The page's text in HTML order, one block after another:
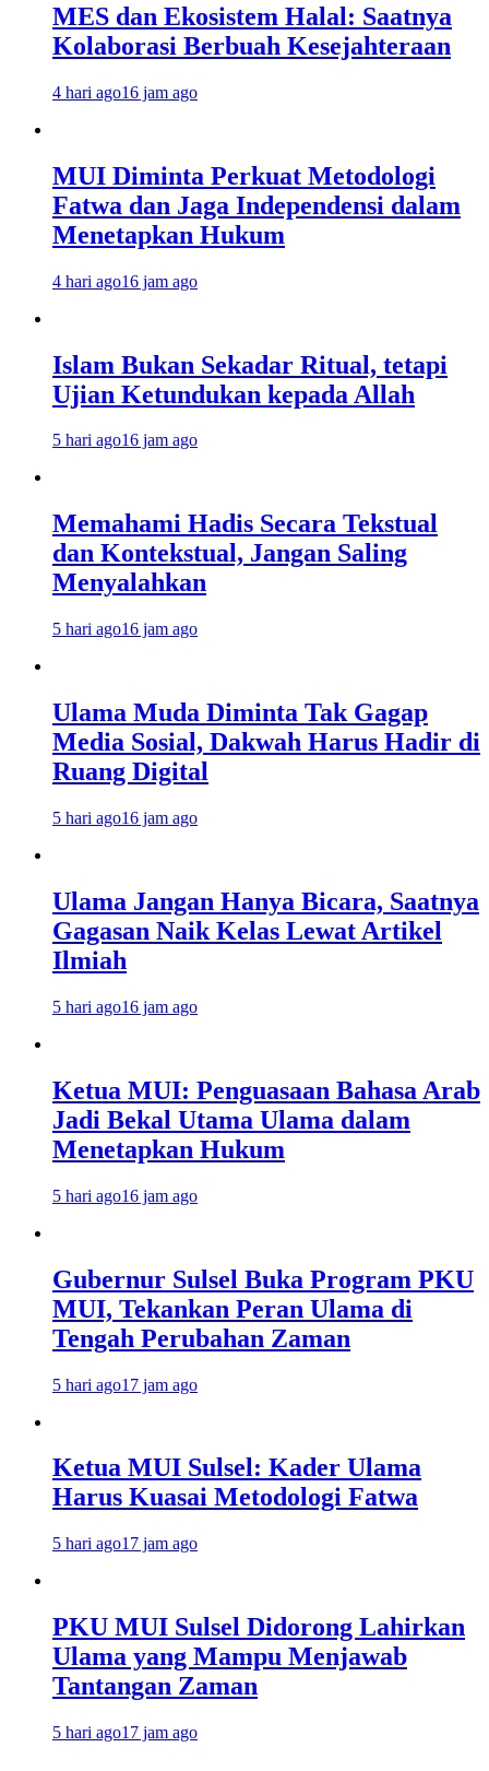
MES dan Ekosistem Halal: Saatnya
Kolaborasi Berbuah Kesejahteraan
4 hari ago16 jam ago
MUI Diminta Perkuat Metodologi
Fatwa dan Jaga Independensi dalam
Menetapkan Hukum
4 hari ago16 jam ago
Islam Bukan Sekadar Ritual, tetapi
Ujian Ketundukan kepada Allah
5 hari ago16 jam ago
Memahami Hadis Secara Tekstual
dan Kontekstual, Jangan Saling
Menyalahkan
5 hari ago16 jam ago
Ulama Muda Diminta Tak Gagap
Media Sosial, Dakwah Harus Hadir di
Ruang Digital
5 hari ago16 jam ago
Ulama Jangan Hanya Bicara, Saatnya
Gagasan Naik Kelas Lewat Artikel
Ilmiah
5 hari ago16 jam ago
Ketua MUI: Penguasaan Bahasa Arab
Jadi Bekal Utama Ulama dalam
Menetapkan Hukum
5 hari ago16 jam ago
Gubernur Sulsel Buka Program PKU
MUI, Tekankan Peran Ulama di
Tengah Perubahan Zaman
5 hari ago17 jam ago
Ketua MUI Sulsel: Kader Ulama
Harus Kuasai Metodologi Fatwa
5 hari ago17 jam ago
PKU MUI Sulsel Didorong Lahirkan
Ulama yang Mampu Menjawab
Tantangan Zaman
5 hari ago17 jam ago